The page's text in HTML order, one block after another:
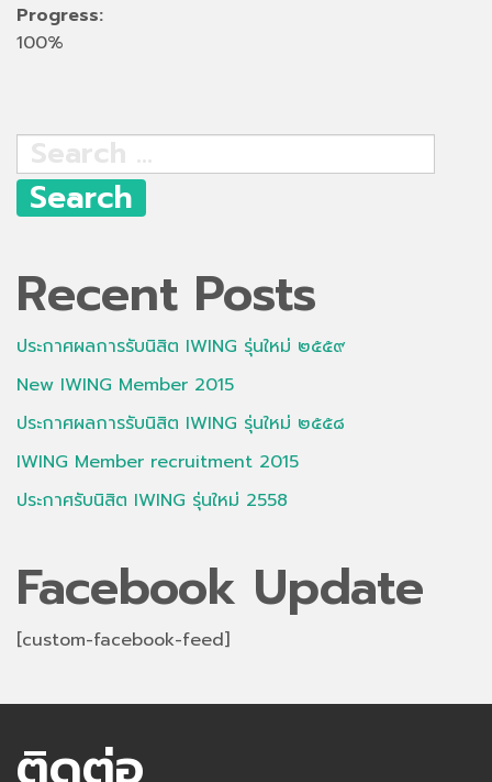
Progress:
100%
Search
for:
Recent Posts
ประกาศผลการรับนิสิต IWING รุ่นใหม่ ๒๕๕๙
New IWING Member 2015
ประกาศผลการรับนิสิต IWING รุ่นใหม่ ๒๕๕๘
IWING Member recruitment 2015
ประกาศรับนิสิต IWING รุ่นใหม่ 2558
Facebook Update
[custom-facebook-feed]